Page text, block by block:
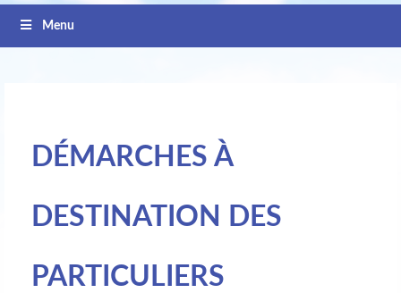
Menu
DÉMARCHES À
DESTINATION DES
PARTICULIERS